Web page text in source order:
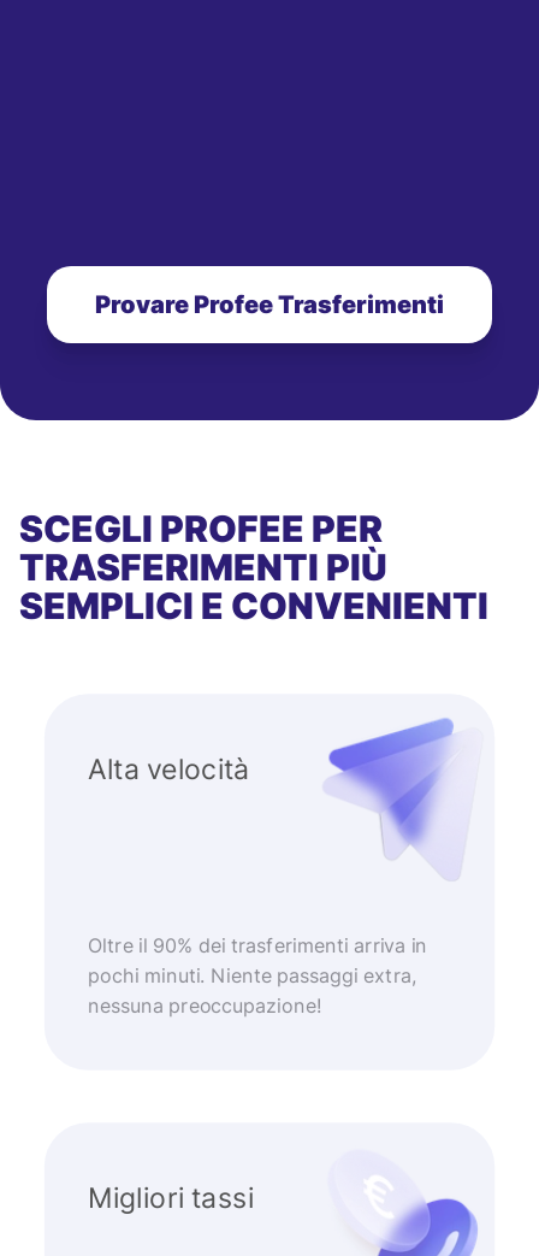
Provare Profee Trasferimenti
SCEGLI PROFEE PER
TRASFERIMENTI PIÙ
SEMPLICI E CONVENIENTI
Alta velocità
Oltre il 90% dei trasferimenti arriva in
pochi minuti. Niente passaggi extra,
nessuna preoccupazione!
Migliori tassi